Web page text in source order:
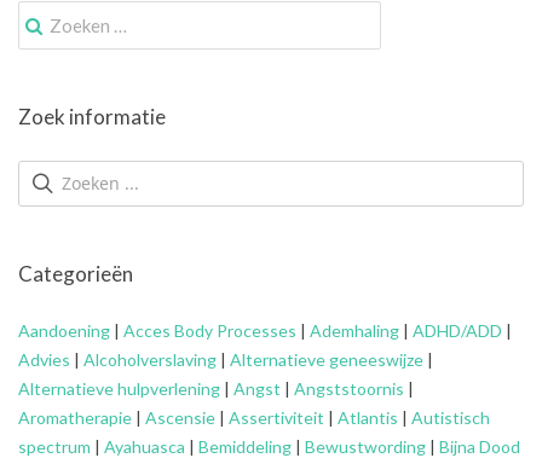
Zoek
naar:
Zoek informatie
Categorieën
Aandoening | Acces Body Processes | Ademhaling | ADHD/ADD |
Advies | Alcoholverslaving | Alternatieve geneeswijze |
Alternatieve hulpverlening | Angst | Angststoornis |
Aromatherapie | Ascensie | Assertiviteit | Atlantis | Autistisch
spectrum | Ayahuasca | Bemiddeling | Bewustwording | Bijna Dood